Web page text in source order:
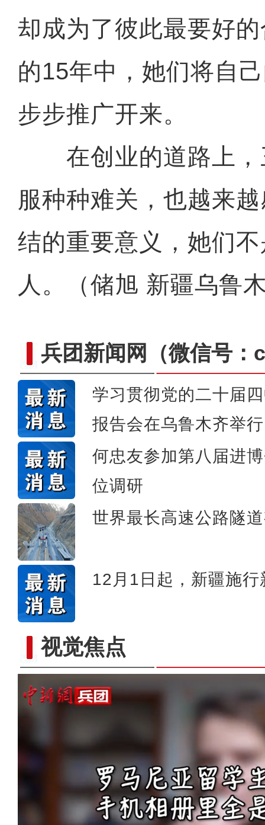
却成为了彼此最要好
的15年中，她们将自
步步推广开来。
在创业的道路上，
服种种难关，也越来
结的重要意义，她们
人。（储旭 新疆乌鲁
兵团新闻网 （微信号
学习贯彻党的二十届
报告会在乌鲁木齐举行
何忠友参加第八届进
位调研
世界最长高速公路隧
12月1日起，新疆施
视觉焦点
【与你为邻】亚美尼亚作曲
侨乡故事 | 荣成：我很荣幸